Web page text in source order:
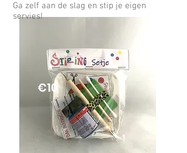
Ga zelf aan de slag en stip je eigen
servies!
€10